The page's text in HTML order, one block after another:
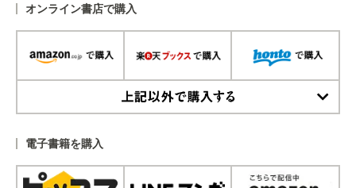
オンライン書店で購入
電子書籍を購入